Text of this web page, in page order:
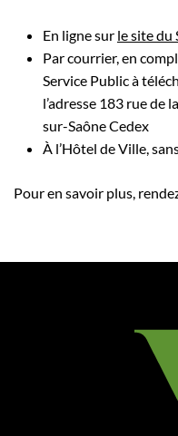
En ligne sur le site du
Par courrier, en
Service Public à
l’adresse 183 rue de
sur-Saône Cedex
À l’Hôtel de Ville,
Pour en savoir plus,